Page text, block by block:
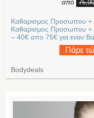
από
Καθαρισμος Προσωπου
Καθαρισμος Προσωπου
– 40€ απο 75€ για εναν
Πάρε
Bodydeals